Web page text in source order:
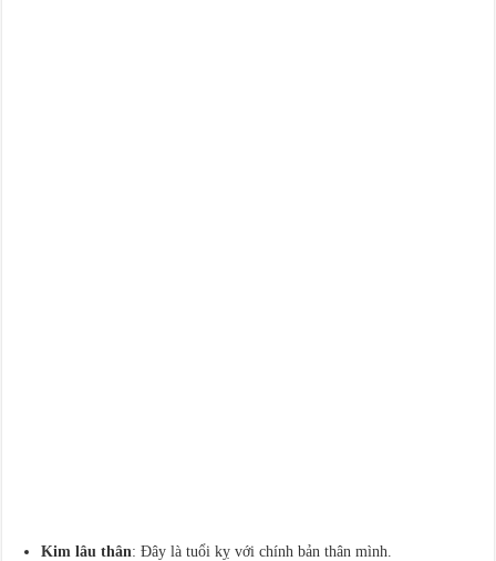
Kim lâu thân: Đây là tuổi kỵ với chính bản thân mình.